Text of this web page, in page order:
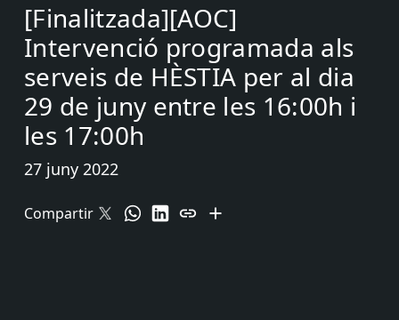
[Finalitzada][AOC]
Intervenció programada als
serveis de HÈSTIA per al dia
29 de juny entre les 16:00h i
les 17:00h
27 juny 2022
Compartir